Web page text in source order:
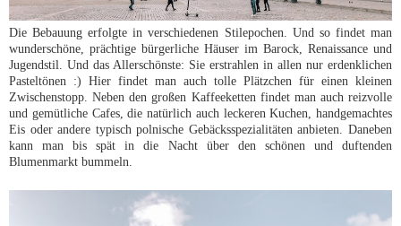
Die Bebauung erfolgte in verschiedenen Stilepochen. Und so findet man
wunderschöne, prächtige bürgerliche Häuser im Barock, Renaissance und
Jugendstil. Und das Allerschönste: Sie erstrahlen in allen nur erdenklichen
Pasteltönen :) Hier findet man auch tolle Plätzchen für einen kleinen
Zwischenstopp. Neben den großen Kaffeeketten findet man auch reizvolle
und gemütliche Cafes, die natürlich auch leckeren Kuchen, handgemachtes
Eis oder andere typisch polnische Gebäcksspezialitäten anbieten. Daneben
kann man bis spät in die Nacht über den schönen und duftenden
Blumenmarkt bummeln.